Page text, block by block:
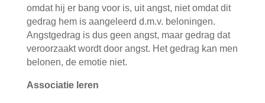
omdat hij er bang voor is, uit angst, niet omdat dit
gedrag hem is aangeleerd d.m.v. beloningen.
Angstgedrag is dus geen angst, maar gedrag dat
veroorzaakt wordt door angst. Het gedrag kan men
belonen, de emotie niet.
Associatie leren